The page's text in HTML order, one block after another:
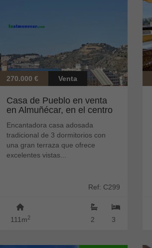
270.000 € Venta
Casa de Pueblo en venta
en Almuñécar, en el centro
Encantadora casa adosada
tradicional de 3 dormitorios con
una gran terraza que ofrece
excelentes vistas...
Ref: C299
111m2 3
2